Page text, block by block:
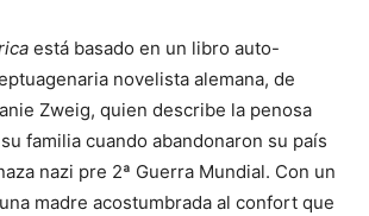
está basado en un libro auto-
novelista alemana, de
Zweig, quien describe la penosa
familia cuando abandonaron su país
nazi pre 2ª Guerra Mundial. Con un
madre acostumbrada al confort que